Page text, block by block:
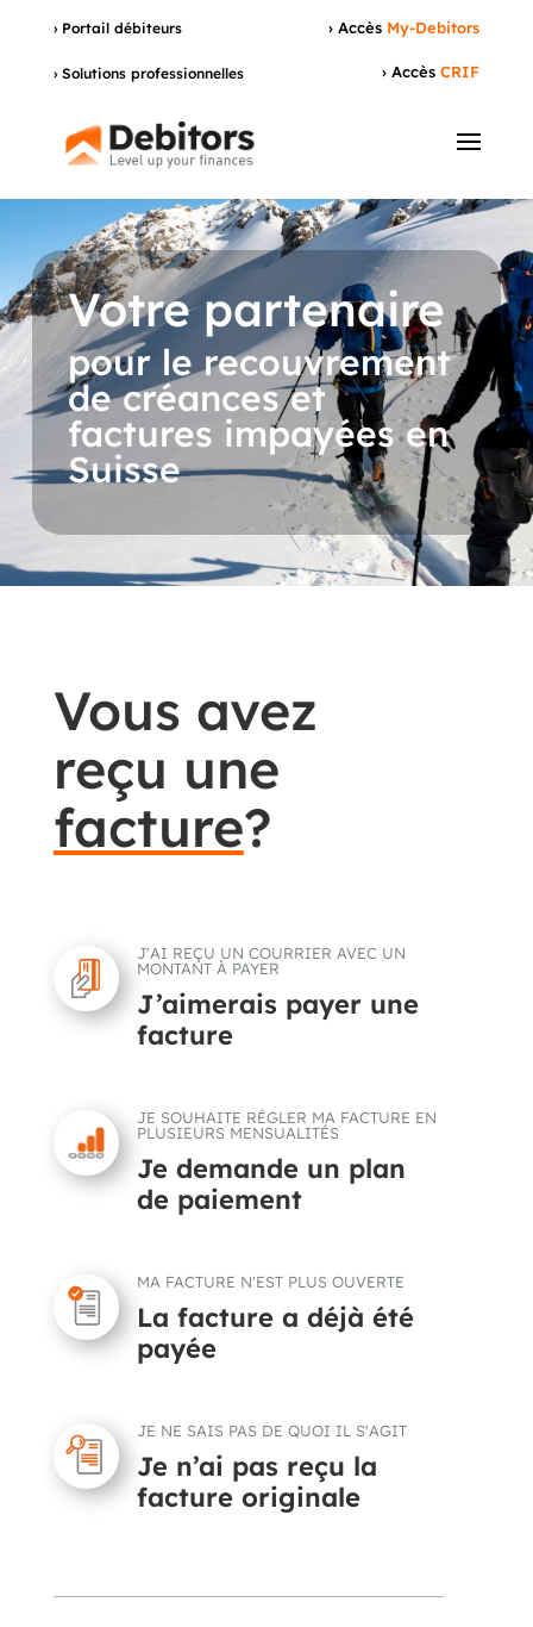
› Portail débiteurs
› Solutions professionnelles
› Accès My-Debitors
› Accès CRIF
Votre partenaire
pour le recouvrement
de créances et
factures impayées en
Suisse
Vous avez
reçu une
facture?
J'AI REÇU UN COURRIER AVEC UN
MONTANT À PAYER
J’aimerais payer une
facture
JE SOUHAITE RÉGLER MA FACTURE EN
PLUSIEURS MENSUALITÉS
Je demande un plan
de paiement
MA FACTURE N'EST PLUS OUVERTE
La facture a déjà été
payée
JE NE SAIS PAS DE QUOI IL S'AGIT
Je n’ai pas reçu la
facture originale